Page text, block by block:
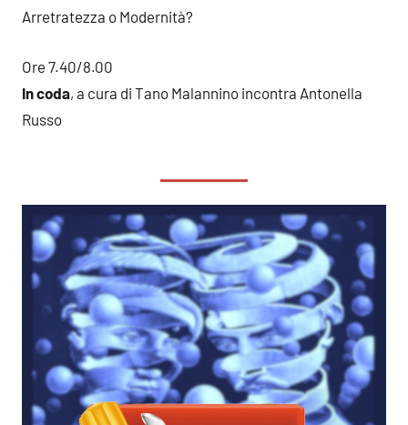
Arretratezza o Modernità?
Ore 7.40/8.00
In coda, a cura di Tano Malannino incontra Antonella
Russo